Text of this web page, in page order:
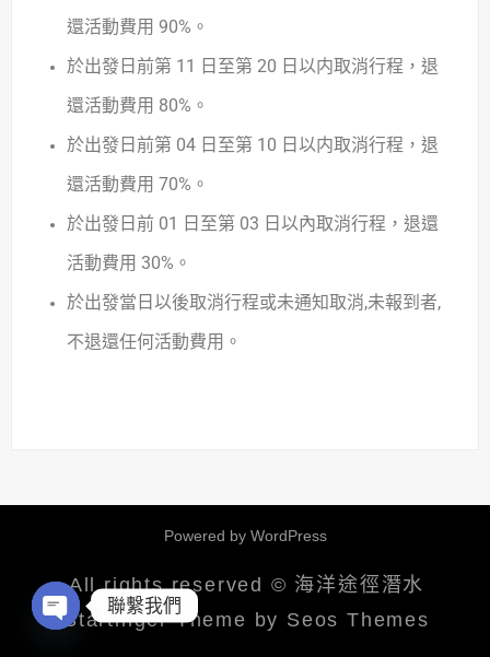
還活動費用 90%。
於出發日前第 11 日至第 20 日以内取消行程，退
還活動費用 80%。
於出發日前第 04 日至第 10 日以内取消行程，退
還活動費用 70%。
於出發日前 01 日至第 03 日以內取消行程，退還
活動費用 30%。
於出發當日以後取消行程或未通知取消,未報到者,
不退還任何活動費用。
Powered by WordPress
All rights reserved © 海洋途徑潛水
Startinger Theme by Seos Themes
聯繫我們